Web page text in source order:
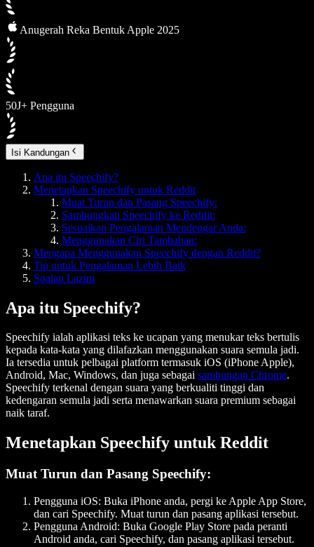
Anugerah Reka Bentuk Apple 2025
50J+ Pengguna
Isi Kandungan
Apa itu Speechify?
Menetapkan Speechify untuk Reddit
Muat Turun dan Pasang Speechify:
Sambungkan Speechify ke Reddit:
Sesuaikan Pengalaman Mendengar Anda:
Menggunakan Ciri Tambahan:
Mengapa Menggunakan Speechify dengan Reddit?
Tip untuk Pengalaman Lebih Baik
Soalan Lazim
Apa itu Speechify?
Speechify ialah aplikasi teks ke ucapan yang menukar teks bertulis
kepada kata-kata yang dilafazkan menggunakan suara semula jadi.
Ia tersedia untuk pelbagai platform termasuk iOS (iPhone Apple),
Android, Mac, Windows, dan juga sebagai sambungan Chrome.
Speechify terkenal dengan suara yang berkualiti tinggi dan
kedengaran semula jadi serta menawarkan suara premium sebagai
naik taraf.
Menetapkan Speechify untuk Reddit
Muat Turun dan Pasang Speechify:
Pengguna iOS: Buka iPhone anda, pergi ke Apple App Store,
dan cari Speechify. Muat turun dan pasang aplikasi tersebut.
Pengguna Android: Buka Google Play Store pada peranti
Android anda, cari Speechify, dan pasang aplikasi tersebut.